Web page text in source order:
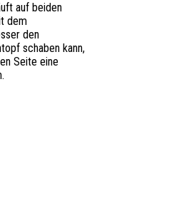
auf beiden
dem
den
schaben kann,
Seite eine